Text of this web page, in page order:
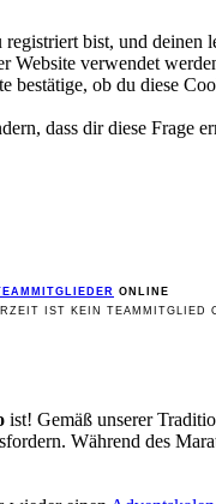
bist, und
verwendet
ob du diese
dass dir diese
ONLINE
IST KEIN TEAMMITGLIED
ist! Gemäß unserer
Während des